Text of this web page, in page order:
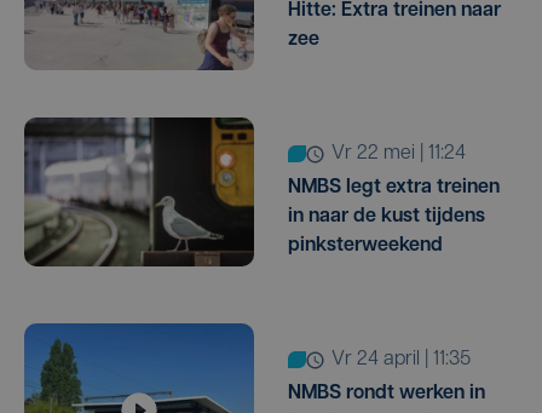
Hitte: Extra treinen naar
zee
vr 22 mei | 11:24
NMBS legt extra treinen
in naar de kust tijdens
pinksterweekend
vr 24 april | 11:35
NMBS rondt werken in